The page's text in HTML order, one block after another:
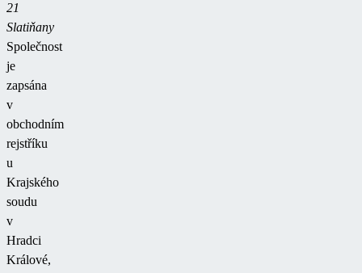
21
Slatiňany
Společnost
je
zapsána
v
obchodním
rejstříku
u
Krajského
soudu
v
Hradci
Králové,